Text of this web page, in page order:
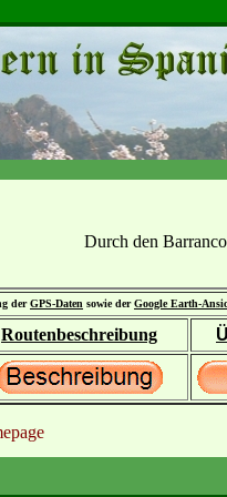
Durch den
derGPS-Daten sowie derGoogle Earth-
Routenbeschreibung